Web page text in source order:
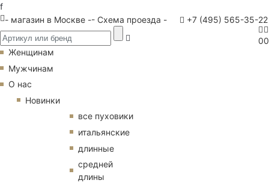
f
- магазин в Москве -- Схема проезда - +7 (495) 565-35-22
00
Женщинам
Мужчинам
О нас
Новинки
все пуховики
итальянские
длинные
средней
длины